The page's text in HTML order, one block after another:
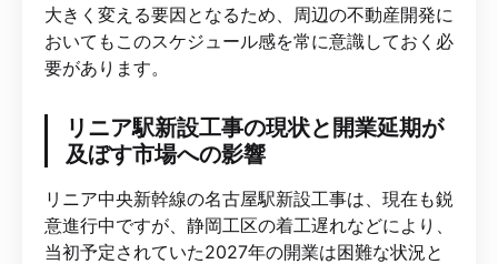
大きく変える要因となるため、周辺の不動産開発に
おいてもこのスケジュール感を常に意識しておく必
要があります。
リニア駅新設工事の現状と開業延期が
及ぼす市場への影響
リニア中央新幹線の名古屋駅新設工事は、現在も鋭
意進行中ですが、静岡工区の着工遅れなどにより、
当初予定されていた2027年の開業は困難な状況と